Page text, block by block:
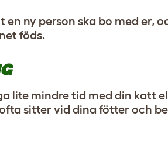
ny person ska bo med er,
föds.
lite mindre tid med din katt
sitter vid dina fötter och